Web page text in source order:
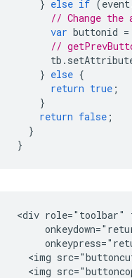
} else if (event
// Change
var buttonid =
//
tb .
} else {
return true ;
}
return false ;
}
}
<div role="toolbar"
<img
<img